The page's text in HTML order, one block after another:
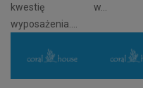
kwestię
wyposażenia....
w...